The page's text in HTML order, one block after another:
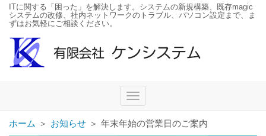
ITに関する「困った」を解決します。システムの新規構築、既存magic
システムの改修、社内ネットワークのトラブル、パソコン設定まで、ま
ずはお気軽にご相談ください。
Toggle
navigation
ホーム ＞ お知らせ ＞ 年末年始の営業日のご案内